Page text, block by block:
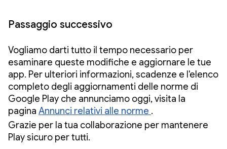
Passaggio successivo
Vogliamo darti tutto il tempo necessario per
esaminare queste modifiche e aggiornare le tue
app. Per ulteriori informazioni, scadenze e l'elenco
completo degli aggiornamenti delle norme di
Google Play che annunciamo oggi, visita la
pagina Annunci relativi alle norme .
Grazie per la tua collaborazione per mantenere
Play sicuro per tutti.